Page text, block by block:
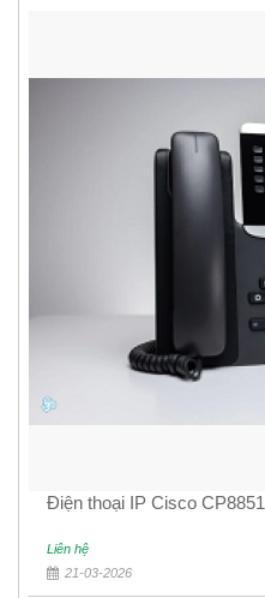
Điện thoại IP Cisco CP8851
Liên hệ
21-03-2026